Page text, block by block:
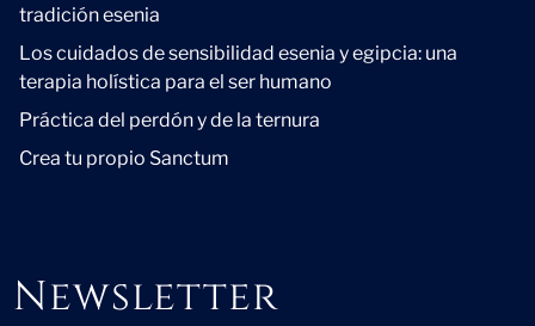
tradición esenia
Los cuidados de sensibilidad esenia y egipcia: una
terapia holística para el ser humano
Práctica del perdón y de la ternura
Crea tu propio Sanctum
Newsletter